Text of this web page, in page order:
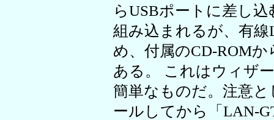
らUSBポートに差し
組み込まれるが、有
め、付属のCD-ROM
ある。 これはウィザ
簡単なものだ。注意
ールしてから「LAN-